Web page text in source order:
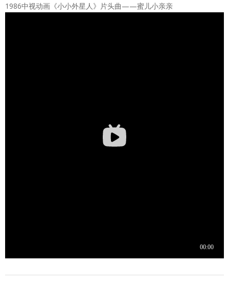
1986中视动画《小小外星人》片头曲——蜜儿小亲亲